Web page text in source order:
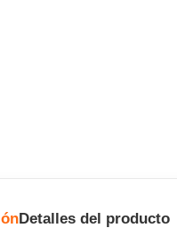
Detalles del producto